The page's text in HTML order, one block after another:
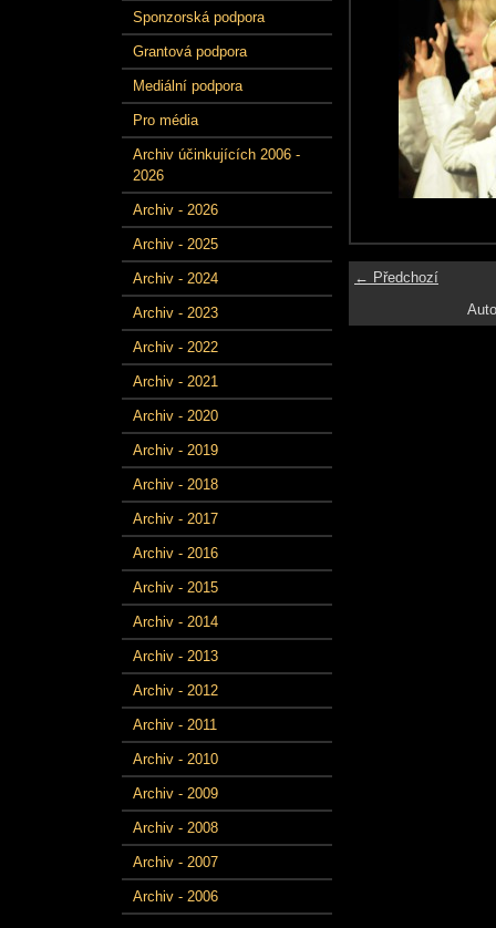
Sponzorská podpora
Grantová podpora
Mediální podpora
Pro média
Archiv účinkujících 2006 -
2026
Archiv - 2026
Archiv - 2025
Archiv - 2024
Archiv - 2023
Archiv - 2022
Archiv - 2021
Archiv - 2020
Archiv - 2019
Archiv - 2018
Archiv - 2017
Archiv - 2016
Archiv - 2015
Archiv - 2014
Archiv - 2013
Archiv - 2012
Archiv - 2011
Archiv - 2010
Archiv - 2009
Archiv - 2008
Archiv - 2007
Archiv - 2006
← Předchozí